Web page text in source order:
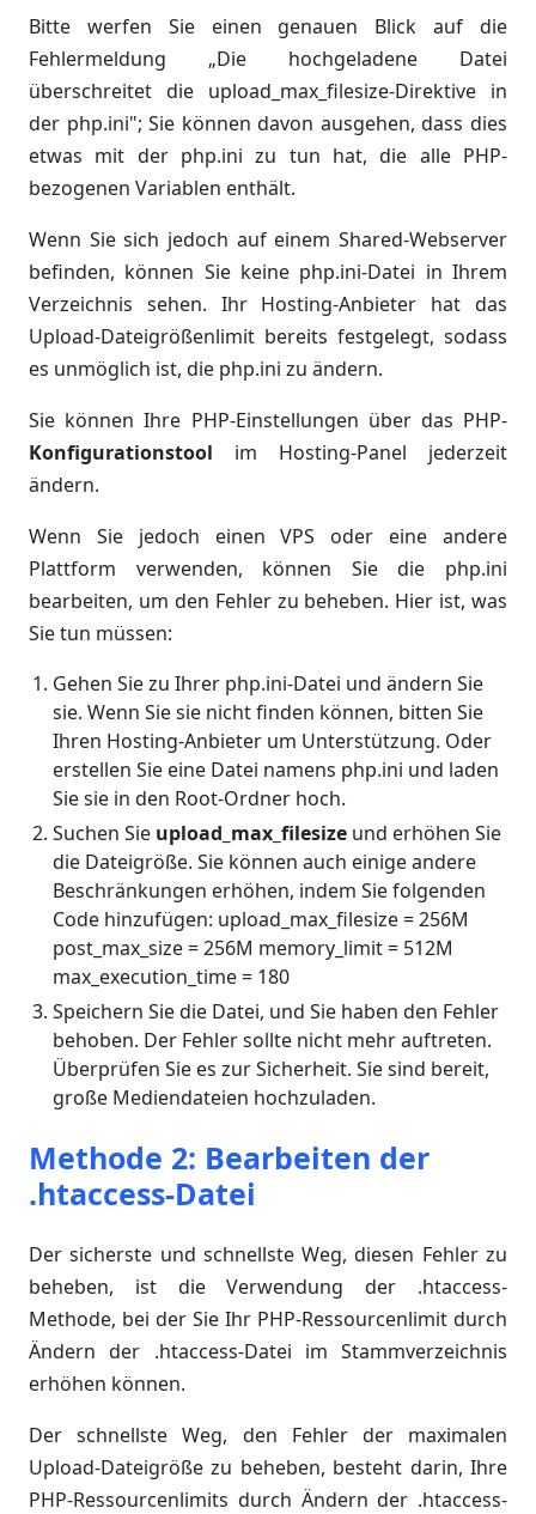
Bitte werfen Sie einen genauen Blick auf die
Fehlermeldung „Die hochgeladene Datei
überschreitet die upload_max_filesize-Direktive in
der php.ini"; Sie können davon ausgehen, dass dies
etwas mit der php.ini zu tun hat, die alle PHP-
bezogenen Variablen enthält.
Wenn Sie sich jedoch auf einem Shared-Webserver
befinden, können Sie keine php.ini-Datei in Ihrem
Verzeichnis sehen. Ihr Hosting-Anbieter hat das
Upload-Dateigrößenlimit bereits festgelegt, sodass
es unmöglich ist, die php.ini zu ändern.
Sie können Ihre PHP-Einstellungen über das PHP-
Konfigurationstool im Hosting-Panel jederzeit
ändern.
Wenn Sie jedoch einen VPS oder eine andere
Plattform verwenden, können Sie die php.ini
bearbeiten, um den Fehler zu beheben. Hier ist, was
Sie tun müssen:
Gehen Sie zu Ihrer php.ini-Datei und ändern Sie
sie. Wenn Sie sie nicht finden können, bitten Sie
Ihren Hosting-Anbieter um Unterstützung. Oder
erstellen Sie eine Datei namens php.ini und laden
Sie sie in den Root-Ordner hoch.
Suchen Sie upload_max_filesize und erhöhen Sie
die Dateigröße. Sie können auch einige andere
Beschränkungen erhöhen, indem Sie folgenden
Code hinzufügen: upload_max_filesize = 256M
post_max_size = 256M memory_limit = 512M
max_execution_time = 180
Speichern Sie die Datei, und Sie haben den Fehler
behoben. Der Fehler sollte nicht mehr auftreten.
Überprüfen Sie es zur Sicherheit. Sie sind bereit,
große Mediendateien hochzuladen.
Methode 2: Bearbeiten der
.htaccess-Datei
Der sicherste und schnellste Weg, diesen Fehler zu
beheben, ist die Verwendung der .htaccess-
Methode, bei der Sie Ihr PHP-Ressourcenlimit durch
Ändern der .htaccess-Datei im Stammverzeichnis
erhöhen können.
Der schnellste Weg, den Fehler der maximalen
Upload-Dateigröße zu beheben, besteht darin, Ihre
PHP-Ressourcenlimits durch Ändern der .htaccess-